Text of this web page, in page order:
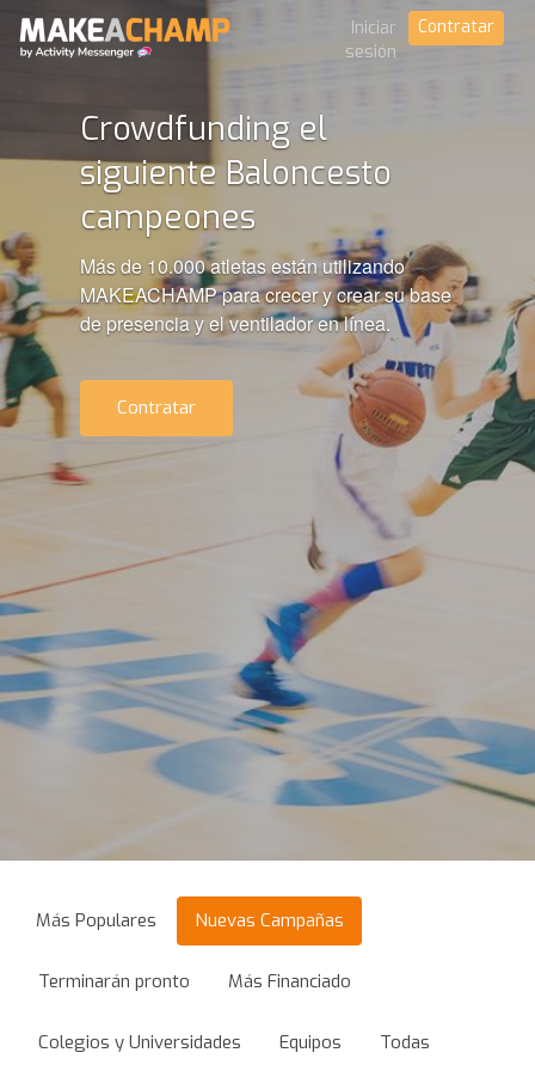
Iniciar
sesión
Contratar
Crowdfunding el
siguiente Baloncesto
campeones
Más de 10.000 atletas están utilizando
MAKEACHAMP para crecer y crear su base
de presencia y el ventilador en línea.
Contratar
Más Populares Nuevas Campañas
Terminarán pronto Más Financiado
Colegios y Universidades Equipos Todas